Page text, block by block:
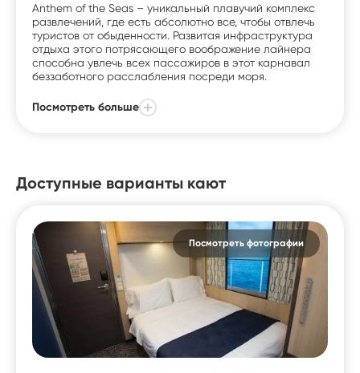
Anthem of the Seas – уникальный плавучий комплекс
развлечений, где есть абсолютно все, чтобы отвлечь
туристов от обыденности. Развитая инфраструктура
отдыха этого потрясающего воображение лайнера
способна увлечь всех пассажиров в этот карнавал
беззаботного расслабления посреди моря.
Посмотреть больше
Доступные варианты кают
Посмотреть фотографии